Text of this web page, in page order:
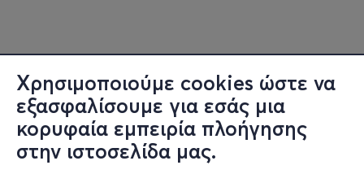
Χρησιμοποιούμε cookies ώστε να
εξασφαλίσουμε για εσάς μια
κορυφαία εμπειρία πλοήγησης
στην ιστοσελίδα μας.